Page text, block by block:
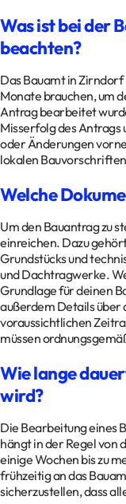
Was ist bei der
beachten?
Das Bauamt in
Monate brauchen, um
Antrag bearbeitet
Misserfolg des Antrags
oder Änderungen
lokalen
Welche
Um den Bauantrag zu
einreichen. Dazu
Grundstücks und
und Dachtragwerke.
Grundlage für deinen
außerdem Details über
voraussichtlichen
müssen
Wie lange
wird?
Die Bearbeitung eines
hängt in der Regel von
einige Wochen bis zu
frühzeitig an das
sicherzustellen, dass